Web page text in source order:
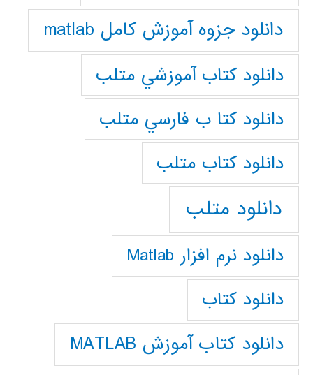
دانلود جزوه آموزش کامل matlab
دانلود كتاب آموزشي متلب
دانلود كتا ب فارسي متلب
دانلود كتاب متلب
دانلود متلب
دانلود نرم افزار Matlab
دانلود کتاب
دانلود کتاب آموزش MATLAB